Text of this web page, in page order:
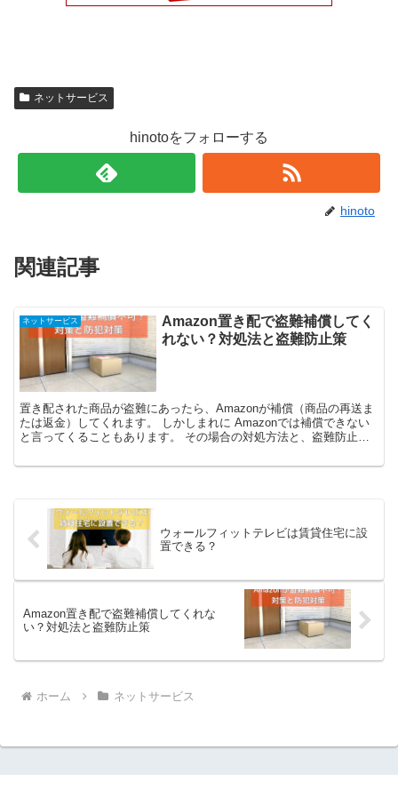
ネットサービス
hinotoをフォローする
hinoto
関連記事
ネットサービス
Amazon置き配で盗難補償してく
れない？対処法と盗難防止策
置き配された商品が盗難にあったら、Amazonが補償（商品の再送ま
たは返金）してくれます。 しかしまれに Amazonでは補償できない
と言ってくることもあります。 その場合の対処方法と、盗難防止策
ウォールフィットテレビは賃貸住宅に設
置できる？
Amazon置き配で盗難補償してくれな
い？対処法と盗難防止策
ホーム ネットサービス